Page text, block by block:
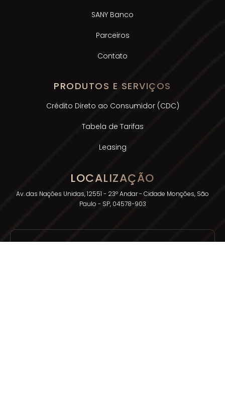
SANY Banco
Parceiros
Contato
PRODUTOS E SERVIÇOS
Crédito Direto ao Consumidor (CDC)
Tabela de Tarifas
Leasing
LOCALIZAÇÃO
Av. das Nações Unidas, 12551 - 23º Andar - Cidade Monções, São
Paulo - SP, 04578-903